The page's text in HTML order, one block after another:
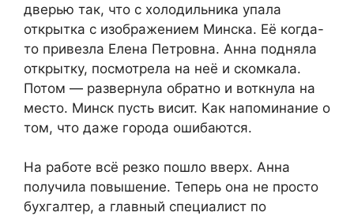
дверью так, что с холодильника упала
открытка с изображением Минска. Её когда-
то привезла Елена Петровна. Анна подняла
открытку, посмотрела на неё и скомкала.
Потом — развернула обратно и воткнула на
место. Минск пусть висит. Как напоминание о
том, что даже города ошибаются.
На работе всё резко пошло вверх. Анна
получила повышение. Теперь она не просто
бухгалтер, а главный специалист по